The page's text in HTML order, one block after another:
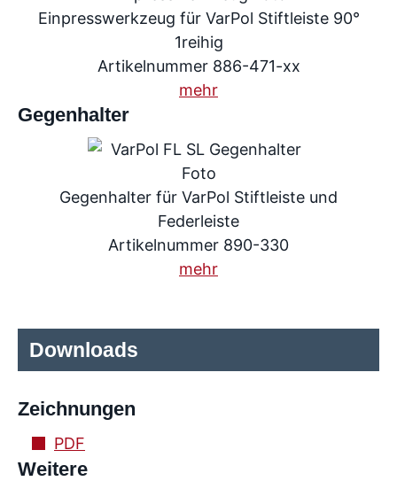
Einpresswerkzeug für VarPol Stiftleiste 90°
1reihig
Artikelnummer 886-471-xx
mehr
Gegenhalter
Gegenhalter für VarPol Stiftleiste und
Federleiste
Artikelnummer 890-330
mehr
Downloads
Zeichnungen
PDF
Weitere